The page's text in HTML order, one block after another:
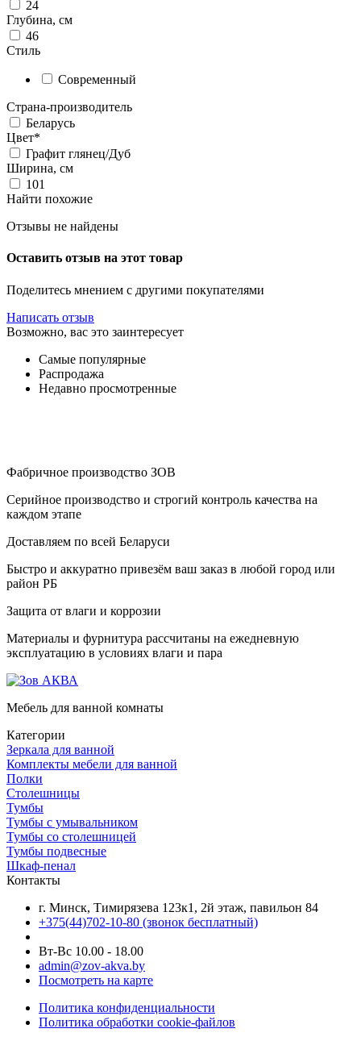
24
Глубина, см
46
Стиль
Современный
Страна-производитель
Беларусь
Цвет*
Графит глянец/Дуб
Ширина, см
101
Найти похожие
Отзывы не найдены
Оставить отзыв на этот товар
Поделитесь мнением с другими покупателями
Написать отзыв
Возможно, вас это заинтересует
Самые популярные
Распродажа
Недавно просмотренные
Фабричное производство ЗОВ
Серийное производство и строгий контроль качества на
каждом этапе
Доставляем по всей Беларуси
Быстро и аккуратно привезём ваш заказ в любой город или
район РБ
Защита от влаги и коррозии
Материалы и фурнитура рассчитаны на ежедневную
эксплуатацию в условиях влаги и пара
Мебель для ванной комнаты
Категории
Зеркала для ванной
Комплекты мебели для ванной
Полки
Столешницы
Тумбы
Тумбы с умывальником
Тумбы со столешницей
Тумбы подвесные
Шкаф-пенал
Контакты
г. Минск, Тимирязева 123к1, 2й этаж, павильон 84
+375(44)702-10-80 (звонок бесплатный)
Вт-Вс 10.00 - 18.00
admin@zov-akva.by
Посмотреть на карте
Политика конфиденциальности
Политика обработки cookie-файлов